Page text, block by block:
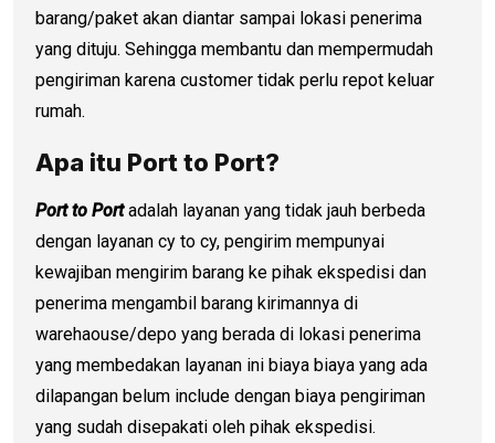
barang/paket akan diantar sampai lokasi penerima
yang dituju. Sehingga membantu dan mempermudah
pengiriman karena customer tidak perlu repot keluar
rumah.
Apa itu Port to Port?
Port to Port adalah layanan yang tidak jauh berbeda
dengan layanan cy to cy, pengirim mempunyai
kewajiban mengirim barang ke pihak ekspedisi dan
penerima mengambil barang kirimannya di
warehaouse/depo yang berada di lokasi penerima
yang membedakan layanan ini biaya biaya yang ada
dilapangan belum include dengan biaya pengiriman
yang sudah disepakati oleh pihak ekspedisi.